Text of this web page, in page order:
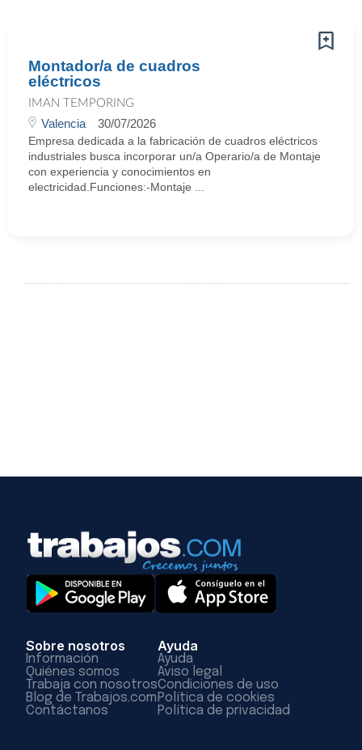
Montador/a de cuadros
eléctricos
IMAN TEMPORING
Valencia 30/07/2026
Empresa dedicada a la fabricación de cuadros eléctricos
industriales busca incorporar un/a Operario/a de Montaje
con experiencia y conocimientos en
electricidad.Funciones:-Montaje ...
Sobre nosotros
Información
Quiénes somos
Trabaja con nosotros
Blog de Trabajos.com
Contáctanos
Ayuda
Ayuda
Aviso legal
Condiciones de uso
Política de cookies
Política de privacidad